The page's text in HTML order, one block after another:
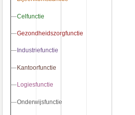
Celfunctie
Celfunctie
Gezondheidszorgfunctie
Gezondheidszorgfunctie
Industriefunctie
Industriefunctie
Kantoorfunctie
Kantoorfunctie
Logiesfunctie
Logiesfunctie
Onderwijsfunctie
Onderwijsfunctie